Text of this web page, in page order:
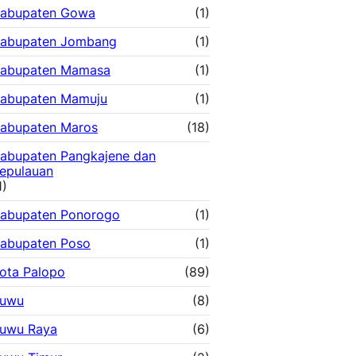
Gowa
(1)
Jombang
(1)
Mamasa
(1)
Mamuju
(1)
Maros
(18)
Pangkajene dan
Ponorogo
(1)
Poso
(1)
Palopo
(89)
(8)
Raya
(6)